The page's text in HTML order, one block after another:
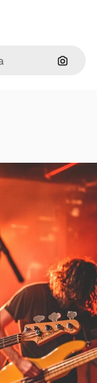
Cerca